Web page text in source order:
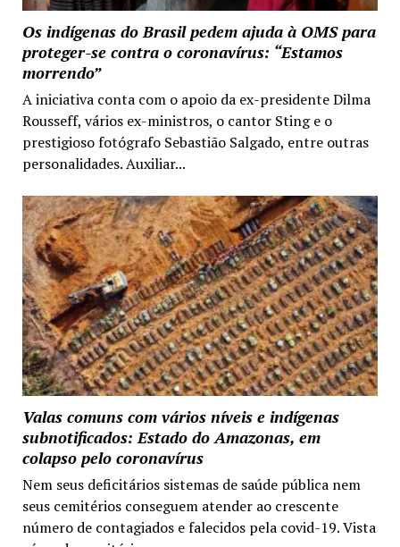
Os indígenas do Brasil pedem ajuda à OMS para
proteger-se contra o coronavírus: “Estamos
morrendo”
A iniciativa conta com o apoio da ex-presidente Dilma
Rousseff, vários ex-ministros, o cantor Sting e o
prestigioso fotógrafo Sebastião Salgado, entre outras
personalidades. Auxiliar...
Valas comuns com vários níveis e indígenas
subnotificados: Estado do Amazonas, em
colapso pelo coronavírus
Nem seus deficitários sistemas de saúde pública nem
seus cemitérios conseguem atender ao crescente
número de contagiados e falecidos pela covid-19. Vista